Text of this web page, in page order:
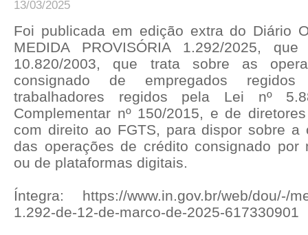
13/03/2025
Foi publicada em edição extra do Diário
MEDIDA PROVISÓRIA 1.292/2025,
10.820/2003, que trata sobre as
consignado de empregados
trabalhadores regidos pela Lei nº
Complementar nº 150/2015, e de
com direito ao FGTS, para dispor sobre a
das operações de crédito consignado por
ou de plataformas digitais.
Íntegra: https://www.in.gov.br/web/dou/-/
1.292-de-12-de-marco-de-2025-617330901